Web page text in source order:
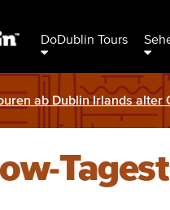
DoDublin Tours
ab Dublin Irlands alter